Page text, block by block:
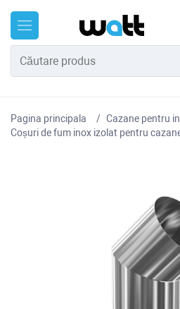
Pagina principala
Cazane pentru
Coșuri de fum inox izolat pentru